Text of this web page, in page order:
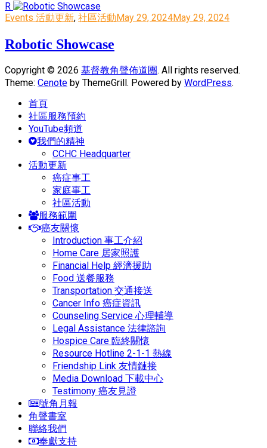
R
Events 活動更新, 社區活動 May 29, 2024May 29, 2024
Robotic Showcase
Copyright © 2026 基督教角聲佈道團. All rights reserved.
Theme: Cenote by ThemeGrill. Powered by WordPress.
首頁
社區服務預約
YouTube頻道
我們的精神
CCHC Headquarter
活動更新
癌症事工
家庭事工
社區活動
服務範圍
癌友關懷
Introduction 事工介紹
Home Care 居家照護
Financial Help 經濟援助
Food 送餐服務
Transportation 交通接送
Cancer Info 癌症資訊
Counseling Service 心理輔導
Legal Assistance 法律諮詢
Hospice Care 臨終關懷
Resource Hotline 2-1-1 熱線
Friendship Link 友情鏈接
Media Download 下載中心
Testimony 癌友見證
號角月報
角聲書室
聯絡我們
奉獻支持